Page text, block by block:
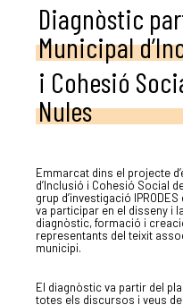
Diagnòstic
Municipal
i Cohesió
Nules
Emmarcat dins el projecte
d’Inclusió i Cohesió Social
grup d’investigació
va participar en el disseny i
diagnòstic, formació i
representants del teixit
municipi.
El diagnòstic va partir del
totes els discursos i veus